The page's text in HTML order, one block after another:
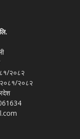
२०८२
२०८१/२०८२